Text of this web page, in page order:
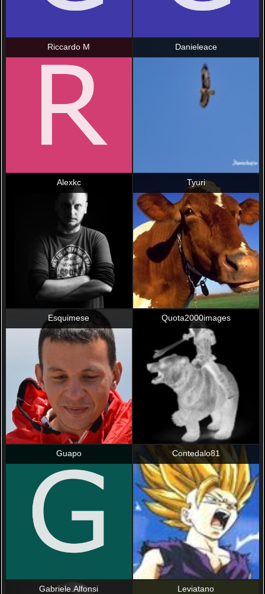
Riccardo M Danieleace
Alexkc Tyuri
Esquimese Quota2000images
Guapo Contedalo81
Gabriele.Alfonsi Leviatano